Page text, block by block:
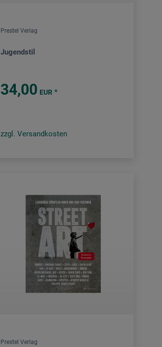
Prestel Verlag
Jugendstil
34,00 EUR *
zzgl. Versandkosten
Prestel Verlag